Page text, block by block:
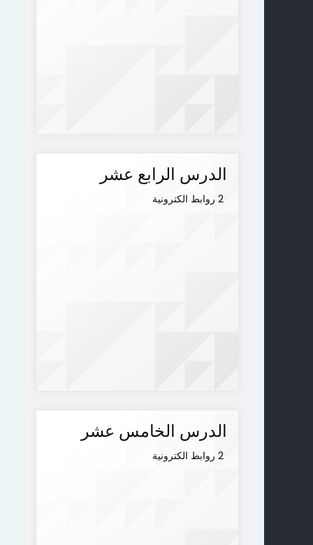
الدرس الرابع عشر
2 روابط الكترونية
الدرس الخامس عشر
2 روابط الكترونية